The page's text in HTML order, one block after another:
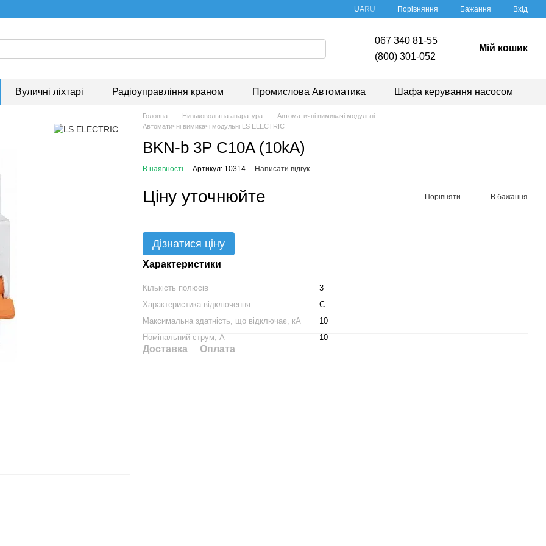
UARU Порівняння Бажання Вхід
067 340 81-55
(800) 301-052
Мій кошик
Вуличні ліхтарі Радіоуправління краном Промислова Автоматика Шафа керування насосом
Головна Низьковольтна апаратура
Автоматичні вимикачі модульні
Автоматичні вимикачі модульні LS ELECTRIC
BKN-b 3P C10A (10kA)
В наявності Артикул: 10314 Написати відгук
Ціну уточнюйте Порівняти В бажання
Дізнатися ціну
Характеристики
Кількість полюсів
3
Характеристика відключення
C
Максимальна здатність, що відключає, кА
10
Номінальний струм, А
10
Доставка Оплата